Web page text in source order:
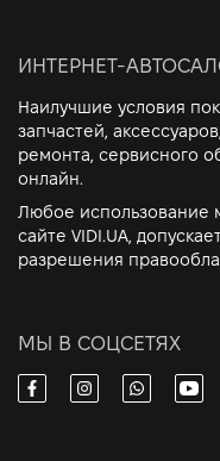
ИНТЕРНЕТ-
Наилучшие условия
запчастей,
ремонта, сервисного
онлайн.
Любое использование
сайте VIDI.UA,
разрешения
МЫ В СОЦСЕТЯХ